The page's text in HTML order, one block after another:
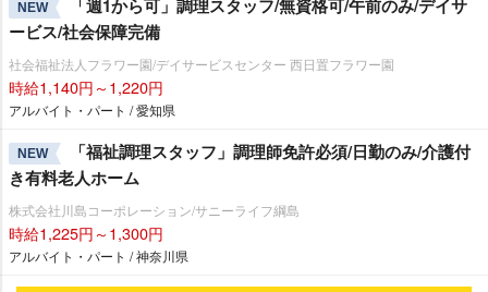
NEW
「週1から可」調理スタッフ/無資格可/午前のみ/デイサ
ービス/社会保障完備
社会福祉法人フラワー園/デイサービスセンター 西日置フラワー園
時給1,140円～1,220円
アルバイト・パート / 愛知県
NEW
「福祉調理スタッフ」調理師免許必須/日勤のみ/介護付
き有料老人ホーム
株式会社川島コーポレーション/サニーライフ綱島
時給1,225円～1,300円
アルバイト・パート / 神奈川県